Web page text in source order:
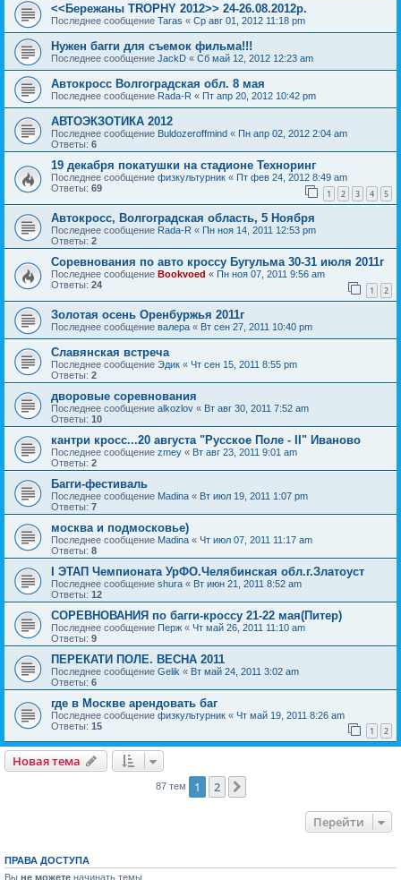
<<Бережаны TROPHY 2012>> 24-26.08.2012р.
Последнее сообщение Taras « Ср авг 01, 2012 11:18 pm
Нужен багги для съемок фильма!!!
Последнее сообщение JackD « Сб май 12, 2012 12:23 am
Автокросс Волгоградская обл. 8 мая
Последнее сообщение Rada-R « Пт апр 20, 2012 10:42 pm
АВТОЭКЗОТИКА 2012
Последнее сообщение Buldozeroffmind « Пн апр 02, 2012 2:04 am
Ответы: 6
19 декабря покатушки на стадионе Техноринг
Последнее сообщение физкультурник « Пт фев 24, 2012 8:49 am
Ответы: 69 1 2 3 4 5
Автокросс, Волгоградская область, 5 Ноября
Последнее сообщение Rada-R « Пн ноя 14, 2011 12:53 pm
Ответы: 2
Соревнования по авто кроссу Бугульма 30-31 июля 2011г
Последнее сообщение Bookvoed « Пн ноя 07, 2011 9:56 am
Ответы: 24 1 2
Золотая осень Оренбуржья 2011г
Последнее сообщение валера « Вт сен 27, 2011 10:40 pm
Славянская встреча
Последнее сообщение Эдик « Чт сен 15, 2011 8:55 pm
Ответы: 2
дворовые соревнования
Последнее сообщение alkozlov « Вт авг 30, 2011 7:52 am
Ответы: 10
кантри кросс...20 августа "Русское Поле - II" Иваново
Последнее сообщение zmey « Вт авг 23, 2011 9:01 am
Ответы: 2
Багги-фестиваль
Последнее сообщение Madina « Вт июл 19, 2011 1:07 pm
Ответы: 7
москва и подмосковье)
Последнее сообщение Madina « Чт июл 07, 2011 11:17 am
Ответы: 8
I ЭТАП Чемпионата УрФО.Челябинская обл.г.Златоуст
Последнее сообщение shura « Вт июн 21, 2011 8:52 am
Ответы: 12
СОРЕВНОВАНИЯ по багги-кроссу 21-22 мая(Питер)
Последнее сообщение Перж « Чт май 26, 2011 11:10 am
Ответы: 9
ПЕРЕКАТИ ПОЛЕ. ВЕСНА 2011
Последнее сообщение Gelik « Вт май 24, 2011 3:02 am
Ответы: 6
где в Москве арендовать баг
Последнее сообщение физкультурник « Чт май 19, 2011 8:26 am
Ответы: 15 1 2
Новая тема
87 тем 1 2
Перейти
ПРАВА ДОСТУПА
Вы не можете начинать темы